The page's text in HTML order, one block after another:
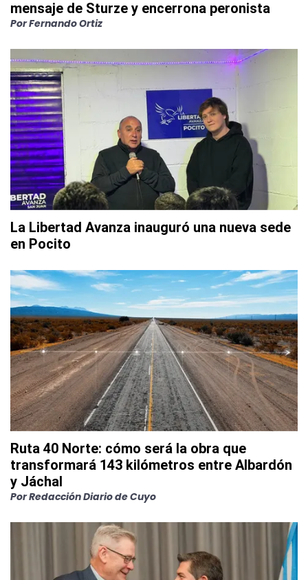
mensaje de Sturze y encerrona peronista
PorFernando Ortiz
La Libertad Avanza inauguró una nueva sede
en Pocito
Ruta 40 Norte: cómo será la obra que
transformará 143 kilómetros entre Albardón
y Jáchal
PorRedacción Diario de Cuyo